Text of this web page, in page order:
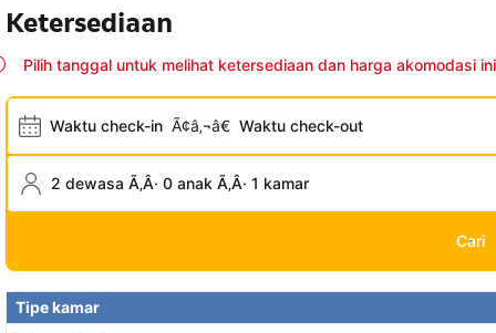
Ketersediaan
Pilih tanggal untuk melihat ketersediaan dan harga akomodasi ini
Waktu check-in Ã¢â‚¬â€ Waktu check-out
2 dewasa Ã‚Â· 0 anak Ã‚Â· 1 kamar
Cari
Tipe kamar